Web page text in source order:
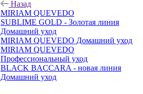
Назад
MIRIAM QUEVEDO
SUBLIME GOLD - Золотая линия
Домашний уход
MIRIAM QUEVEDO Домашний уход
MIRIAM QUEVEDO
Профессиональный уход
BLACK BACCARA - новая линия
Домашний уход